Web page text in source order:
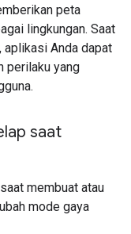
peta
lingkungan. Saat
aplikasi Anda dapat
perilaku yang
saat
membuat atau
mode gaya